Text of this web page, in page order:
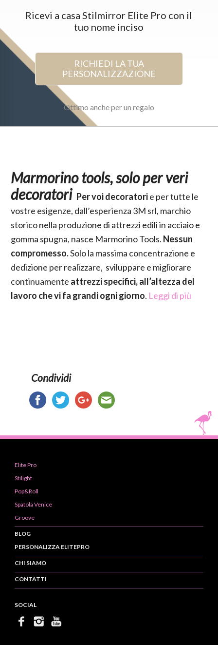
Ricevi a casa Stilmirror Elite Pro con il
tuo nome inciso
RICHIEDI LA TUA
PERSONALIZZAZIONE
Ottimo anche per un regalo
Marmorino tools, solo per veri
decoratori Per voi decoratorie per tutte le
vostre esigenze, dall’esperienza 3M srl, marchio
storico nella produzione di attrezzi edili in acciaio e
gomma spugna, nasce Marmorino Tools. Nessun
compromesso.Solo la massima concentrazione e
dedizione per realizzare, sviluppare e migliorare
continuamente attrezzi specifici, all’altezza del
lavoro che vi fa grandi ogni giorno. Leggi di più
Condividi
Elite Pro
Stilight
Pop&Roll
Spatola Venice
Groove
BLOG
PERSONALIZZA ELITEPRO
CHI SIAMO
CONTATTI
SOCIAL